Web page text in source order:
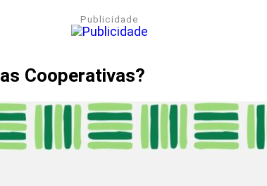
Publicidade
Cooperativas?